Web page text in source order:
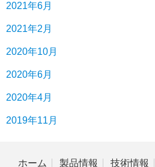
2021年6月
2021年2月
2020年10月
2020年6月
2020年4月
2019年11月
ホーム 製品情報 技術情報